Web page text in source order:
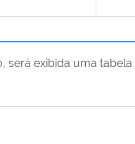
será exibida uma